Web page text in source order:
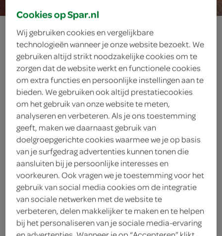
spruitencurry
met kip
ingrediënten
2 bosuitjes
1 blik kokosmelk
2 eetlepels rode currypasta
350 gram kipdijfiletreepjes
Cookies op Spar.nl
Wij gebruiken cookies en vergelijkbare
technologieën wanneer je onze website bezoekt. We
gebruiken altijd strikt noodzakelijke cookies om te
zorgen dat de website werkt en functionele cookies
om extra functies en persoonlijke instellingen aan te
bieden. We gebruiken ook altijd prestatiecookies
om het gebruik van onze website te meten,
analyseren en verbeteren. Als je ons toestemming
geeft, maken we daarnaast gebruik van
doelgroepgerichte cookies waarmee we je op basis
van je surfgedrag advertenties kunnen tonen die
aansluiten bij je persoonlijke interesses en
voorkeuren. Ook vragen we je toestemming voor het
gebruik van social media cookies om de integratie
van sociale netwerken met de website te
verbeteren, delen makkelijker te maken en te helpen
bij het personaliseren van je sociale media-ervaring